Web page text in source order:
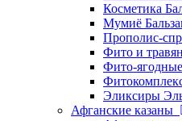
Косметика
Мумиё
Прополис-
Фито и
Фито-
Эликсиры
Афганские казаны